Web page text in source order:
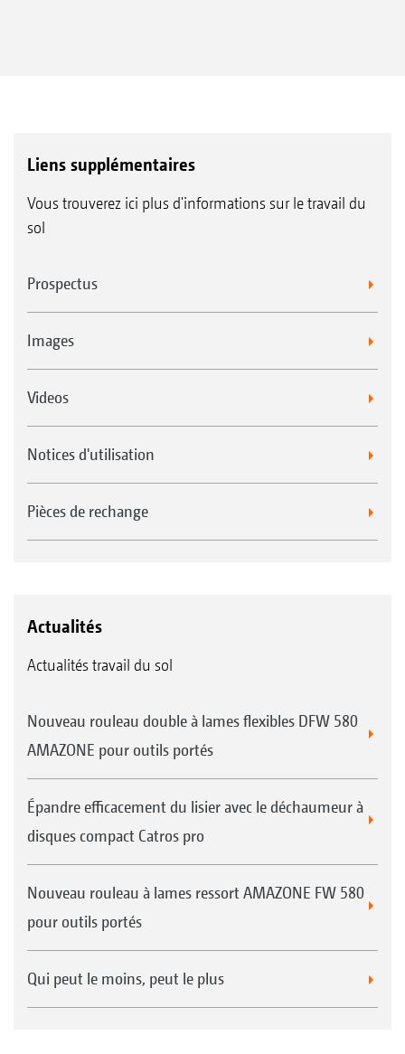
Liens supplémentaires
Vous trouverez ici plus d'informations sur le travail du
sol
Prospectus
Images
Videos
Notices d'utilisation
Pièces de rechange
Actualités
Actualités travail du sol
Nouveau rouleau double à lames flexibles DFW 580
AMAZONE pour outils portés
Épandre efficacement du lisier avec le déchaumeur à
disques compact Catros pro
Nouveau rouleau à lames ressort AMAZONE FW 580
pour outils portés
Qui peut le moins, peut le plus